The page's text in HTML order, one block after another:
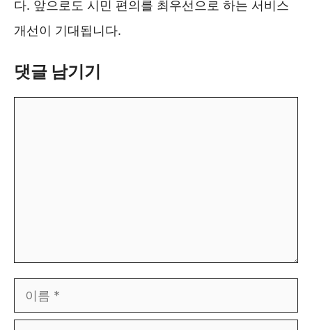
다. 앞으로도 시민 편의를 최우선으로 하는 서비스
개선이 기대됩니다.
댓글 남기기
름